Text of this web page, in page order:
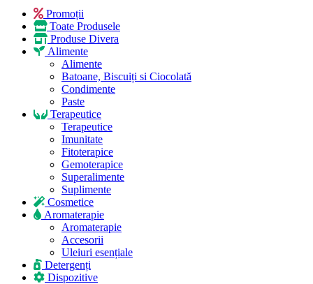
Promoții
Toate Produsele
Produse Divera
Alimente
Alimente
Batoane, Biscuiți si Ciocolată
Condimente
Paste
Terapeutice
Terapeutice
Imunitate
Fitoterapice
Gemoterapice
Superalimente
Suplimente
Cosmetice
Aromaterapie
Aromaterapie
Accesorii
Uleiuri esențiale
Detergenți
Dispozitive